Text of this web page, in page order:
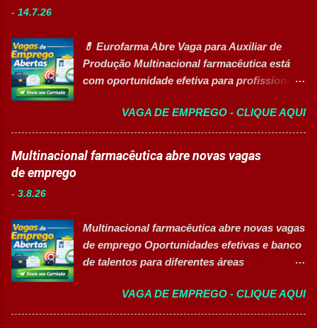
Produção In...
abastecer materiais para as linhas de
produção. Separar produtos e insumos
utilizados na fabricação. Realizar paletização
o ambiente de trabalho limpo. Auxiliar
operadores nas atividades produtivas.
Comunicar anormalidades nos
produtiva. Requisitos Ensino Médio
completo. Disponibilidade para trab...
- 14.7.26
💊 Eurofarma Abre Vaga para Auxiliar de
Produção Multinacional farmacêutica está
com oportunidade efetiva para profissionais
Deficiência (PcD). 🏢 Sobre a Eurofarma
Com mais de 50 anos de história , a
Eurofarma é uma multinacional brasileira
presente em 22 países , reconhecida pela
melhores empresas para trabalhar,
oferecendo oportunidades de crescimento,
desenvolvimento profissional e um ambiente
CANDIDATAR-SE AGORA 📋 Principais
Atividades ✅ Auxiliar nas atividades de
VAGA DE EMPREGO - CLIQUE AQUI
Multinacional farmacêutica abre novas vagas
de emprego
- 3.8.26
Multinacional farmacêutica abre novas vagas
de emprego Oportunidades efetivas e banco
de talentos para diferentes áreas
Sobre as oportunidades Uma das maiores
multinacionais farmacêuticas do Brasil está
VAGA DE EMPREGO - CLIQUE AQUI